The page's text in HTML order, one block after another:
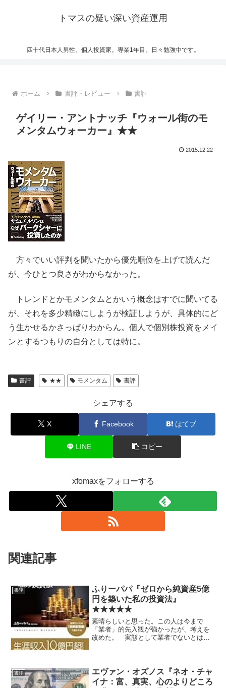
トマスの疑い深い資産運用
四十代日本人男性。個人投資家。専業1年目。日々勉強中です。
ホーム 書評・レビュー 書評
ゲイリー・アントナッチ『ウォール街のモ
メンタムウォーカー』★★
2015.12.22
方々でいい評判を聞いたから優先順位を上げて読んだ
が、今ひとつ良さがわからなかった。
トレンドとかモメンタムとかいう概念はすでに聞いてる
が、それを多少精緻にしようが検証しようが、具体的にど
う生かせるかさっぱりわからん。個人で個別株投資をメイ
ンとするつもりの自分としては特に。
書評 ★★ モメンタム 書評
シェアする
X Facebook はてブ
LINE コピー
xfomaxをフォローする
関連記事
書評
ふりーパパ『ゼロから純資産5億
円を築いた私の投資法』
★★★★★
素晴らしいと思った。この人は今まで
「業者」的先入観が強かったが、考えを
改めた。 実態として業者でないとは言
の実力は間違いないと思う。...
書評
エヴァン・オズノス『ネオ・チャ
イナ：富、真実、心のよりどころ